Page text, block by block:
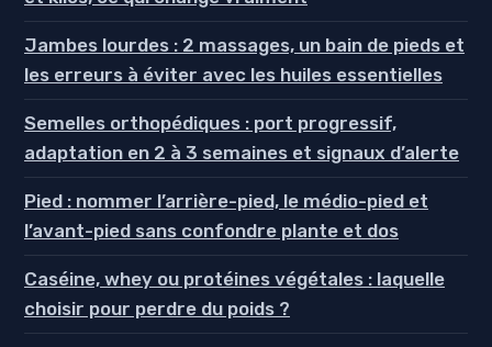
Jambes lourdes : 2 massages, un bain de pieds et
les erreurs à éviter avec les huiles essentielles
Semelles orthopédiques : port progressif,
adaptation en 2 à 3 semaines et signaux d’alerte
Pied : nommer l’arrière-pied, le médio-pied et
l’avant-pied sans confondre plante et dos
Caséine, whey ou protéines végétales : laquelle
choisir pour perdre du poids ?